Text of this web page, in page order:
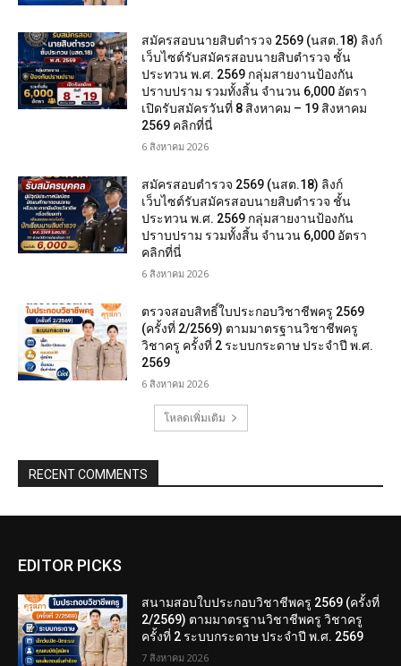
สมัครสอบนายสิบตำรวจ 2569 (นสต.18) ลิงก์
เว็บไซต์รับสมัครสอบนายสิบตำรวจ ชั้น
ประทวน พ.ศ. 2569 กลุ่มสายงานป้องกัน
ปราบปราม รวมทั้งสิ้น จำนวน 6,000 อัตรา
เปิดรับสมัครวันที่ 8 สิงหาคม – 19 สิงหาคม
2569 คลิกที่นี่
6 สิงหาคม 2026
สมัครสอบตํารวจ 2569 (นสต.18) ลิงก์
เว็บไซต์รับสมัครสอบนายสิบตำรวจ ชั้น
ประทวน พ.ศ. 2569 กลุ่มสายงานป้องกัน
ปราบปราม รวมทั้งสิ้น จำนวน 6,000 อัตรา
คลิกที่นี่
6 สิงหาคม 2026
ตรวจสอบสิทธิ์ใบประกอบวิชาชีพครู 2569
(ครั้งที่ 2/2569) ตามมาตรฐานวิชาชีพครู
วิชาครู ครั้งที่ 2 ระบบกระดาษ ประจำปี พ.ศ.
2569
6 สิงหาคม 2026
โหลดเพิ่มเติม
RECENT COMMENTS
EDITOR PICKS
สนามสอบใบประกอบวิชาชีพครู 2569 (ครั้งที่
2/2569) ตามมาตรฐานวิชาชีพครู วิชาครู
ครั้งที่ 2 ระบบกระดาษ ประจำปี พ.ศ. 2569
7 สิงหาคม 2026